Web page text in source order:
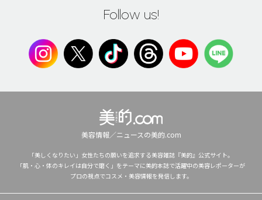
Follow us!
美容情報／ニュースの美的.com
「美しくなりたい」女性たちの願いを追求する美容雑誌『美的』公式サイト。
「肌・心・体のキレイは自分で磨く」をテーマに美的本誌で活躍中の美容レポーターが
プロの視点でコスメ・美容情報を発信します。